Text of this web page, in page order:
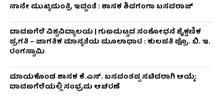
ನಾನೇ ಮುಖ್ಯಮಂತ್ರಿ ಇದ್ದಂತೆ : ಶಾಸಕ ಶಿವಗಂಗಾ ಬಸವರಾಜ್
ದಾವಣಗೆರೆ ವಿಶ್ವವಿದ್ಯಾಲಯ | ಗುಣಮಟ್ಟದ ಸಂಶೋಧನೆ ಶೈಕ್ಷಣಿಕ
ಪ್ರಗತಿ – ಜಾಗತಿಕ ಮಾನ್ಯತೆಯ ಮೂಲಾಧಾರ : ಕುಲಪತಿ ಪ್ರೊ. ಬಿ. ಇ.
ರಂಗಸ್ವಾಮಿ
ಮಾಯಕೊಂಡ ಶಾಸಕ ಕೆ.ಎಸ್. ಬಸವಂತಪ್ಪ ಸಚಿವರಾಗಿ ಆಯ್ಕೆ:
ದಾವಣಗೆರೆಯಲ್ಲಿ ಸಂಭ್ರಮ ಆಚರಣೆ